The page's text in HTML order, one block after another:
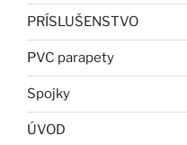
PRÍSLUŠENSTVO
PVC parapety
Spojky
ÚVOD